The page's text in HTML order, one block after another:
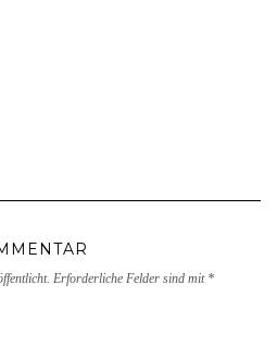
Erforderliche Felder sind mit *